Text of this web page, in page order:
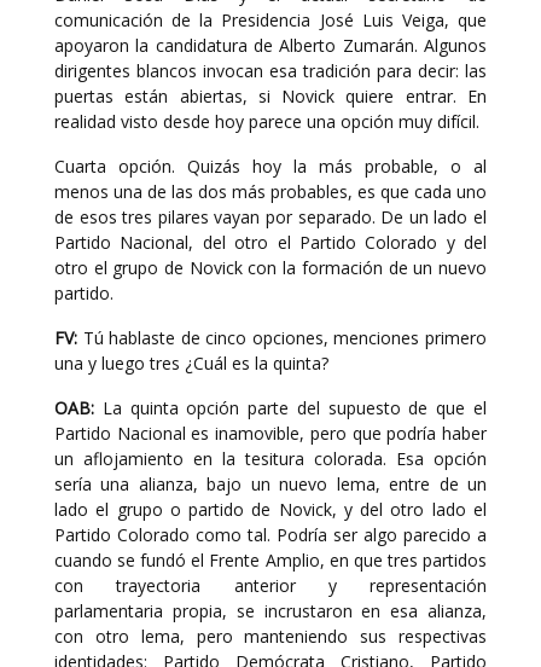
comunicación de la Presidencia José Luis Veiga, que
apoyaron la candidatura de Alberto Zumarán. Algunos
dirigentes blancos invocan esa tradición para decir: las
puertas están abiertas, si Novick quiere entrar. En
realidad visto desde hoy parece una opción muy difícil.
Cuarta opción. Quizás hoy la más probable, o al
menos una de las dos más probables, es que cada uno
de esos tres pilares vayan por separado. De un lado el
Partido Nacional, del otro el Partido Colorado y del
otro el grupo de Novick con la formación de un nuevo
partido.
FV: Tú hablaste de cinco opciones, menciones primero
una y luego tres ¿Cuál es la quinta?
OAB: La quinta opción parte del supuesto de que el
Partido Nacional es inamovible, pero que podría haber
un aflojamiento en la tesitura colorada. Esa opción
sería una alianza, bajo un nuevo lema, entre de un
lado el grupo o partido de Novick, y del otro lado el
Partido Colorado como tal. Podría ser algo parecido a
cuando se fundó el Frente Amplio, en que tres partidos
con trayectoria anterior y representación
parlamentaria propia, se incrustaron en esa alianza,
con otro lema, pero manteniendo sus respectivas
identidades: Partido Demócrata Cristiano, Partido